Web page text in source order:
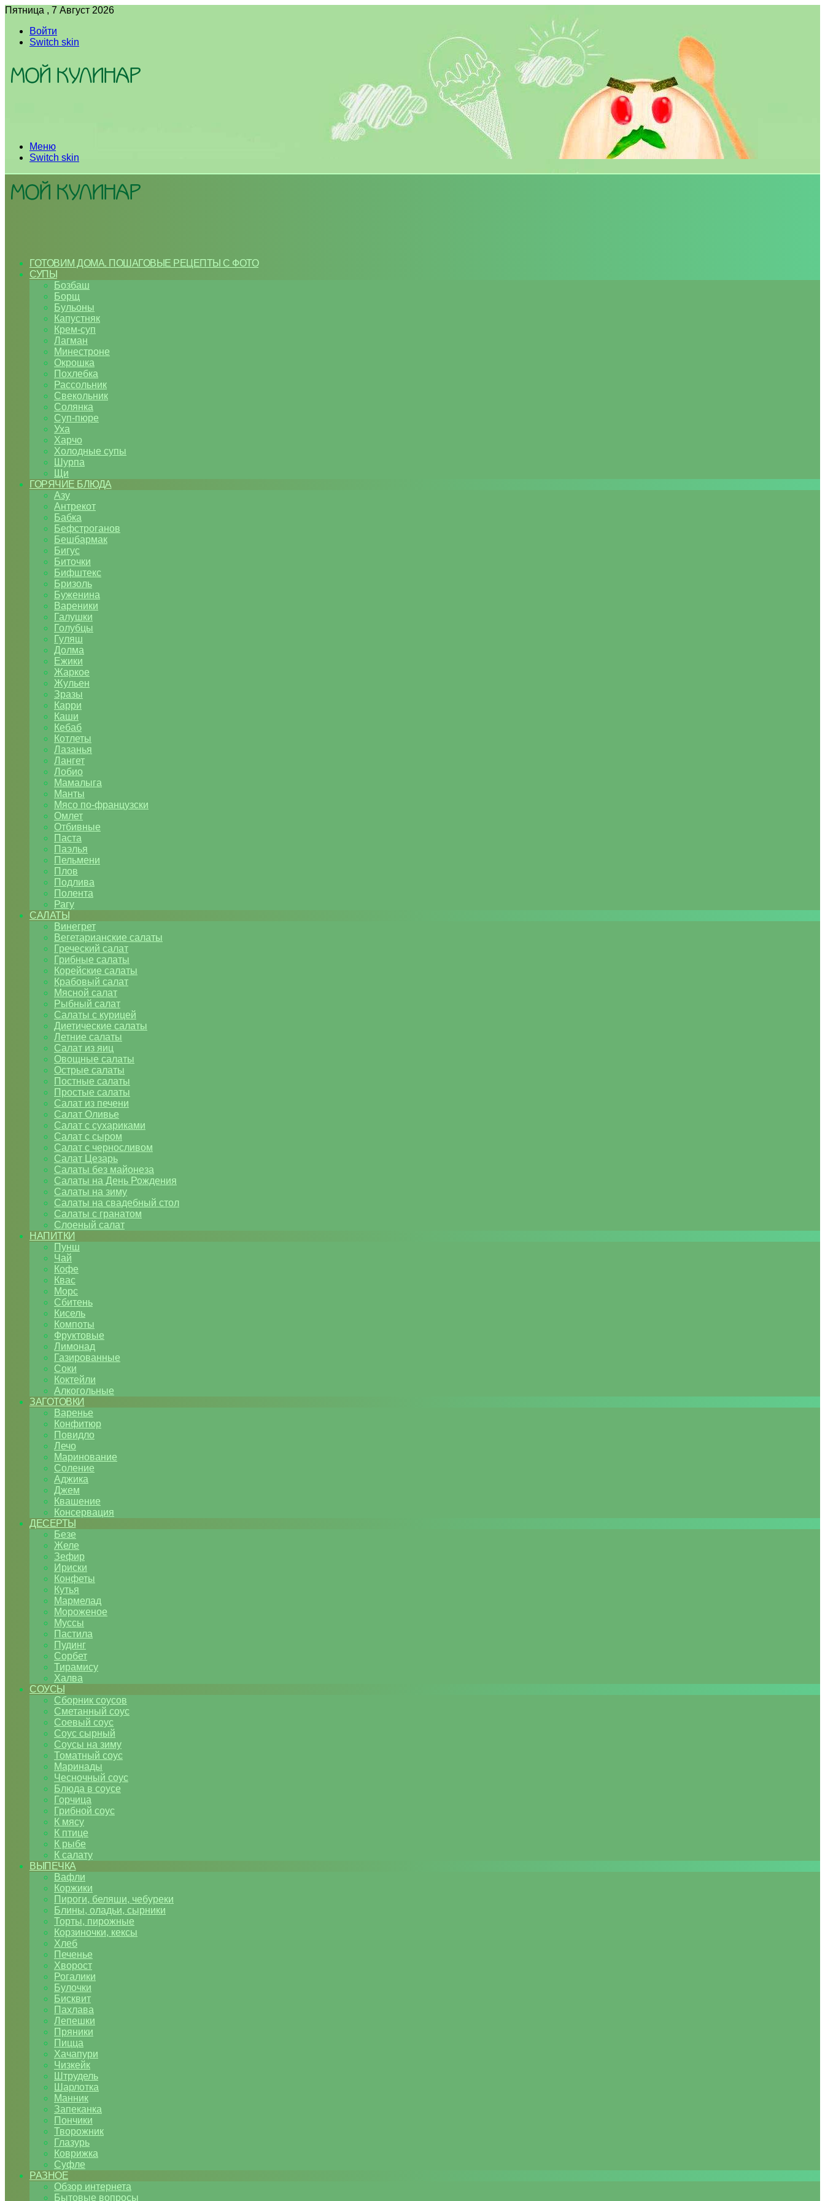
Пятница , 7 Август 2026
Войти
Switch skin
Меню
Switch skin
ГОТОВИМ ДОМА. ПОШАГОВЫЕ РЕЦЕПТЫ С ФОТО
СУПЫ
Бозбаш
Борщ
Бульоны
Капустняк
Крем-суп
Лагман
Минестроне
Окрошка
Похлебка
Рассольник
Свекольник
Солянка
Суп-пюре
Уха
Харчо
Холодные супы
Шурпа
Щи
ГОРЯЧИЕ БЛЮДА
Азу
Антрекот
Бабка
Бефстроганов
Бешбармак
Бигус
Биточки
Бифштекс
Бризоль
Буженина
Вареники
Галушки
Голубцы
Гуляш
Долма
Ежики
Жаркое
Жульен
Зразы
Карри
Каши
Кебаб
Котлеты
Лазанья
Лангет
Лобио
Мамалыга
Манты
Мясо по-французски
Омлет
Отбивные
Паста
Паэлья
Пельмени
Плов
Подлива
Полента
Рагу
САЛАТЫ
Винегрет
Вегетарианские салаты
Греческий салат
Грибные салаты
Корейские салаты
Крабовый салат
Мясной салат
Рыбный салат
Салаты с курицей
Диетические салаты
Летние салаты
Салат из яиц
Овощные салаты
Острые салаты
Постные салаты
Простые салаты
Салат из печени
Салат Оливье
Салат с сухариками
Салат с сыром
Салат с черносливом
Салат Цезарь
Салаты без майонеза
Салаты на День Рождения
Салаты на зиму
Салаты на свадебный стол
Салаты с гранатом
Слоеный салат
НАПИТКИ
Пунш
Чай
Кофе
Квас
Морс
Сбитень
Кисель
Компоты
Фруктовые
Лимонад
Газированные
Соки
Коктейли
Алкогольные
ЗАГОТОВКИ
Варенье
Конфитюр
Повидло
Лечо
Маринование
Соление
Аджика
Джем
Квашение
Консервация
ДЕСЕРТЫ
Безе
Желе
Зефир
Ириски
Конфеты
Кутья
Мармелад
Мороженое
Муссы
Пастила
Пудинг
Сорбет
Тирамису
Халва
СОУСЫ
Сборник соусов
Сметанный соус
Соевый соус
Соус сырный
Соусы на зиму
Томатный соус
Маринады
Чесночный соус
Блюда в соусе
Горчица
Грибной соус
К мясу
К птице
К рыбе
К салату
ВЫПЕЧКА
Вафли
Коржики
Пироги, беляши, чебуреки
Блины, оладьи, сырники
Торты, пирожные
Корзиночки, кексы
Хлеб
Печенье
Хворост
Рогалики
Булочки
Бисквит
Пахлава
Лепешки
Пряники
Пицца
Хачапури
Чизкейк
Штрудель
Шарлотка
Манник
Запеканка
Пончики
Творожник
Глазурь
Коврижка
Суфле
РАЗНОЕ
Обзор интернета
Бытовые вопросы